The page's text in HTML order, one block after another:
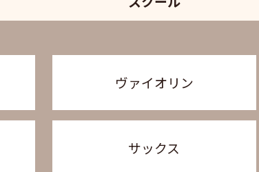
ヴァイオリン
サックス